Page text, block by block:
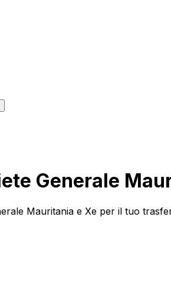
Generale
Mauritania e Xe per il tuo